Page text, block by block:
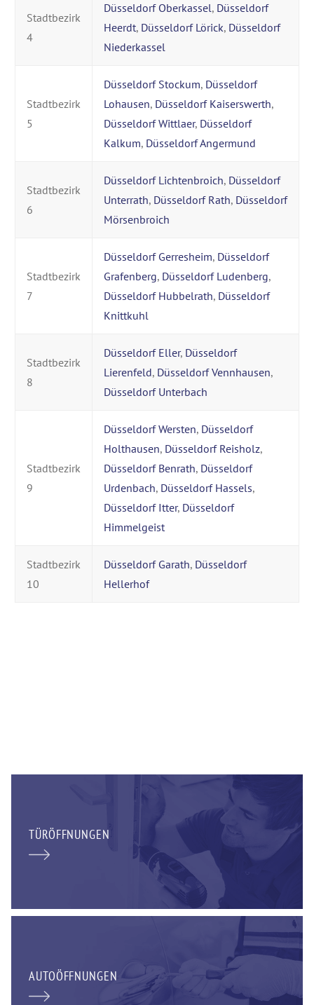
Stadtbezirk
4
Düsseldorf Oberkassel, Düsseldorf
Heerdt, Düsseldorf Lörick, Düsseldorf
Niederkassel
Stadtbezirk
5
Düsseldorf Stockum, Düsseldorf
Lohausen, Düsseldorf Kaiserswerth,
Düsseldorf Wittlaer, Düsseldorf
Kalkum, Düsseldorf Angermund
Stadtbezirk
6
Düsseldorf Lichtenbroich, Düsseldorf
Unterrath, Düsseldorf Rath, Düsseldorf
Mörsenbroich
Stadtbezirk
7
Düsseldorf Gerresheim, Düsseldorf
Grafenberg, Düsseldorf Ludenberg,
Düsseldorf Hubbelrath, Düsseldorf
Knittkuhl
Stadtbezirk
8
Düsseldorf Eller, Düsseldorf
Lierenfeld, Düsseldorf Vennhausen,
Düsseldorf Unterbach
Stadtbezirk
9
Düsseldorf Wersten, Düsseldorf
Holthausen, Düsseldorf Reisholz,
Düsseldorf Benrath, Düsseldorf
Urdenbach, Düsseldorf Hassels,
Düsseldorf Itter, Düsseldorf
Himmelgeist
Stadtbezirk
10
Düsseldorf Garath, Düsseldorf
Hellerhof
TÜRÖFFNUNGEN
AUTOÖFFNUNGEN